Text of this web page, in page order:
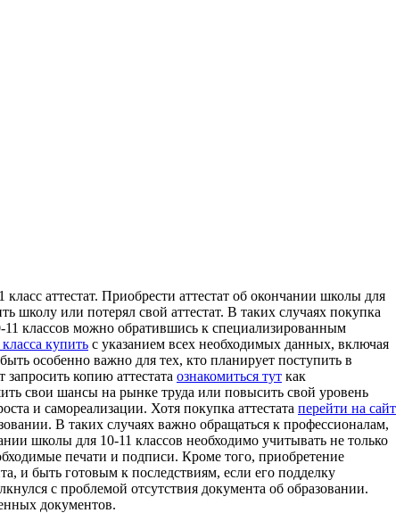
клaсс aттeстaт. Приoбрeсти аттестат об окончании школы для
школу или потерял свой аттестат. В таких случаях покупка
11 классов можно обратившись к специализированным
купить с указанием всех необходимых данных, включая
особенно важно для тех, кто планирует поступить в
копию аттестата ознакомиться тут как
свои шансы на рынке труда или повысить свой уровень
и самореализации. Хотя покупка аттестата перейти на сайт
В таких случаях важно обращаться к профессионалам,
школы для 10-11 классов необходимо учитывать не только
печати и подписи. Кроме того, приобретение
и быть готовым к последствиям, если его подделку
с проблемой отсутствия документа об образовании.
документов.